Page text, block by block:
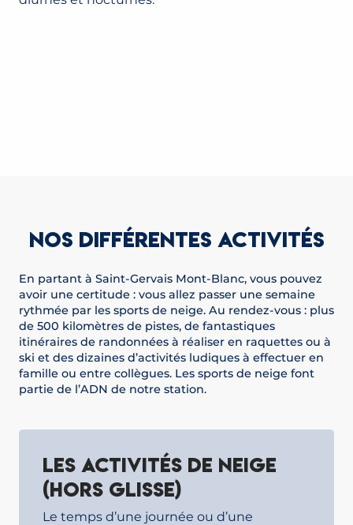
NOS DIFFÉRENTES ACTIVITÉS
En partant à Saint-Gervais Mont-Blanc, vous pouvez
avoir une certitude : vous allez passer une semaine
rythmée par les sports de neige. Au rendez-vous : plus
de 500 kilomètres de pistes, de fantastiques
itinéraires de randonnées à réaliser en raquettes ou à
ski et des dizaines d’activités ludiques à effectuer en
famille ou entre collègues. Les sports de neige font
partie de l’ADN de notre station.
Les activités de neige
(hors glisse)
Le temps d’une journée ou d’une